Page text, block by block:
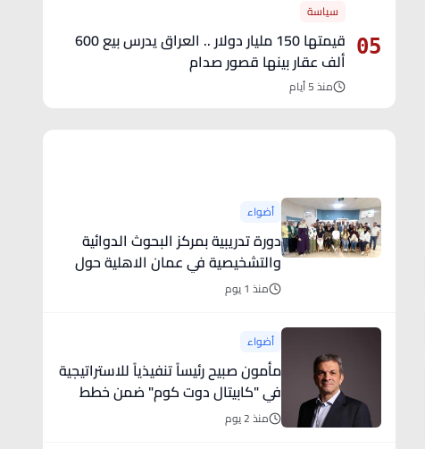
05
سياسة
قيمتها 150 مليار دولار .. العراق يدرس بيع 600
ألف عقار بينها قصور صدام
منذ 5 أيام
أضواء
دورة تدريبية بمركز البحوث الدوائية
والتشخيصية في عمان الاهلية حول
الهندسة الطبية الحيوية
منذ 1 يوم
أضواء
مأمون صبيح رئيساً تنفيذياً للاستراتيجية
في "كابيتال دوت كوم" ضمن خطط
الشركة لمواصلة التوسع عالمياً في
أسواق جديدة
منذ 2 يوم